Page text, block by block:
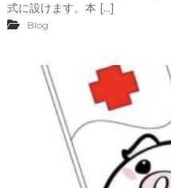
式に設けます。本 […]
Blog